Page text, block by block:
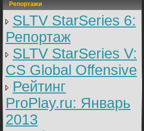
Репортажи
SLTV StarSeries 6:
Репортаж
SLTV StarSeries V:
CS Global Offensive
Рейтинг
ProPlay.ru: Январь
2013